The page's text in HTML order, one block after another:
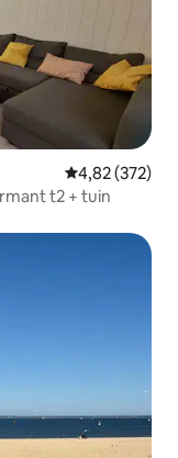
Gemiddelde
4,82 (372)
t2 + tuin